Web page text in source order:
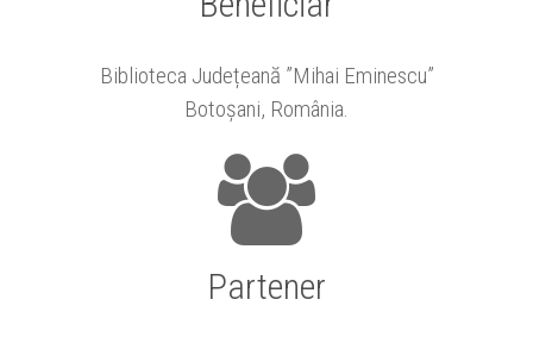
Biblioteca Județeană ”Mihai Eminescu”
Botoșani, România.
Partener